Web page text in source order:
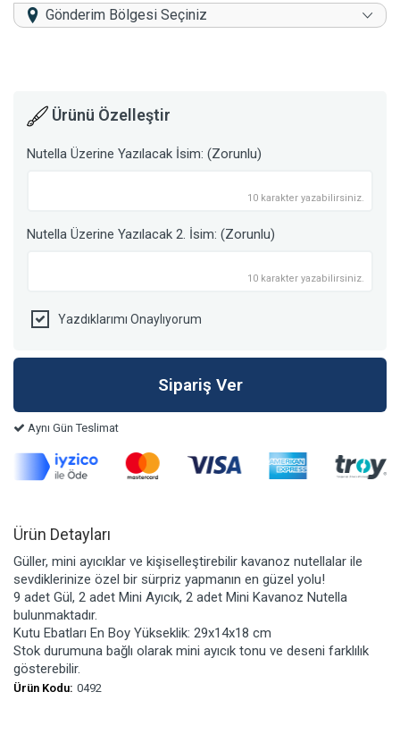
Gönderim Bölgesi Seçiniz
Ürünü Özelleştir
Nutella Üzerine Yazılacak İsim: (Zorunlu)
10 karakter yazabilirsiniz.
Nutella Üzerine Yazılacak 2. İsim: (Zorunlu)
10 karakter yazabilirsiniz.
Yazdıklarımı Onaylıyorum
Aynı Gün Teslimat
Ürün Detayları
Güller, mini ayıcıklar ve kişiselleştirebilir kavanoz nutellalar ile
sevdiklerinize özel bir sürpriz yapmanın en güzel yolu!
9 adet Gül, 2 adet Mini Ayıcık, 2 adet Mini Kavanoz Nutella
bulunmaktadır.
Kutu Ebatları En Boy Yükseklik: 29x14x18 cm
Stok durumuna bağlı olarak mini ayıcık tonu ve deseni farklılık
gösterebilir.
Ürün Kodu: 0492